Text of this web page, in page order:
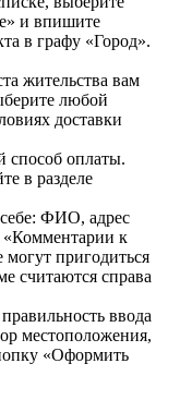
и впишите
в графу «Город».
жительства вам
любой
доставки
оплаты.
в разделе
ФИО, адрес
«Комментарии к
могут пригодиться
считаются справа
ввода
местоположения,
«Оформить